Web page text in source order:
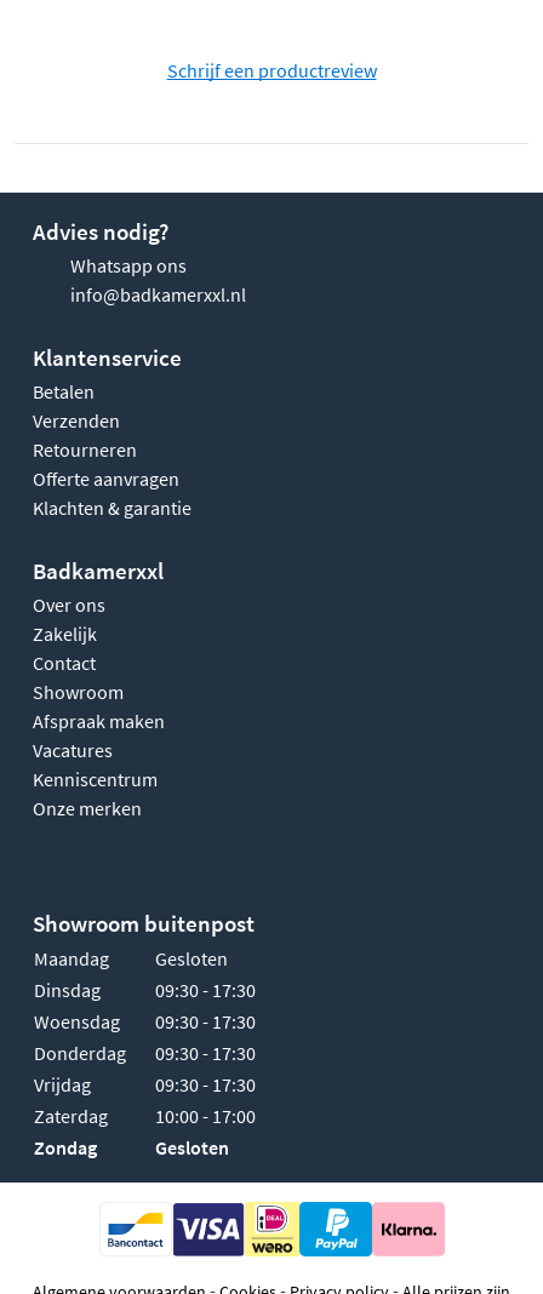
Schrijf een productreview
Advies nodig?
Whatsapp ons
info@badkamerxxl.nl
Klantenservice
Betalen
Verzenden
Retourneren
Offerte aanvragen
Klachten & garantie
Badkamerxxl
Over ons
Zakelijk
Contact
Showroom
Afspraak maken
Vacatures
Kenniscentrum
Onze merken
Showroom buitenpost
Maandag
Gesloten
Dinsdag
09:30 - 17:30
Woensdag
09:30 - 17:30
Donderdag
09:30 - 17:30
Vrijdag
09:30 - 17:30
Zaterdag
10:00 - 17:00
Zondag
Gesloten